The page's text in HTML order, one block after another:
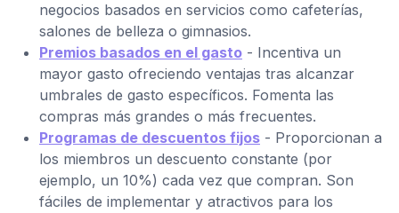
negocios basados en servicios como cafeterías,
salones de belleza o gimnasios.
Premios basados en el gasto - Incentiva un
mayor gasto ofreciendo ventajas tras alcanzar
umbrales de gasto específicos. Fomenta las
compras más grandes o más frecuentes.
Programas de descuentos fijos - Proporcionan a
los miembros un descuento constante (por
ejemplo, un 10%) cada vez que compran. Son
fáciles de implementar y atractivos para los